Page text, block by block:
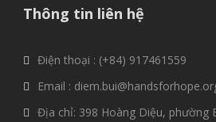
Thông tin liên hệ
Điện thoại : (+84) 917461559
Email :
Địa chỉ: 398 Hoàng Diệu, phường